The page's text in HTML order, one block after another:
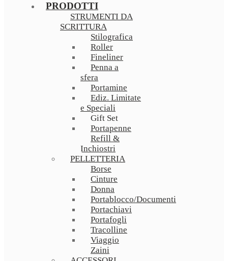
PRODOTTI
STRUMENTI DA
SCRITTURA
Stilografica
Roller
Fineliner
Penna a
sfera
Portamine
Ediz. Limitate
e Speciali
Gift Set
Portapenne
Refill &
Inchiostri
PELLETTERIA
Borse
Cinture
Donna
Portablocco/Documenti
Portachiavi
Portafogli
Tracolline
Viaggio
Zaini